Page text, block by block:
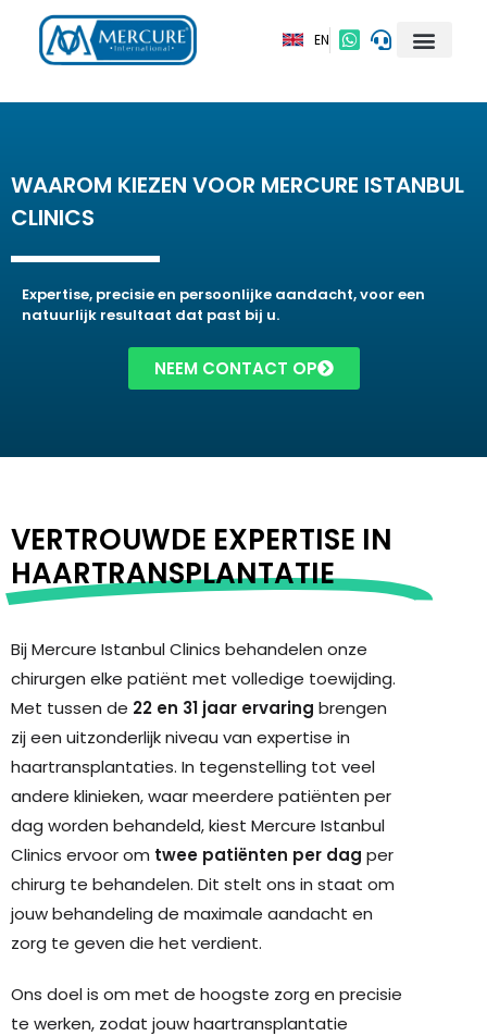
EN
WAAROM KIEZEN VOOR MERCURE ISTANBUL
CLINICS
Expertise, precisie en persoonlijke aandacht, voor een
natuurlijk resultaat dat past bij u.
NEEM CONTACT OP
VERTROUWDE EXPERTISE IN
HAARTRANSPLANTATIE
Bij Mercure Istanbul Clinics behandelen onze
chirurgen elke patiënt met volledige toewijding.
Met tussen de 22 en 31 jaar ervaring brengen
zij een uitzonderlijk niveau van expertise in
haartransplantaties. In tegenstelling tot veel
andere klinieken, waar meerdere patiënten per
dag worden behandeld, kiest Mercure Istanbul
Clinics ervoor om twee patiënten per dag per
chirurg te behandelen. Dit stelt ons in staat om
jouw behandeling de maximale aandacht en
zorg te geven die het verdient.
Ons doel is om met de hoogste zorg en precisie
te werken, zodat jouw haartransplantatie